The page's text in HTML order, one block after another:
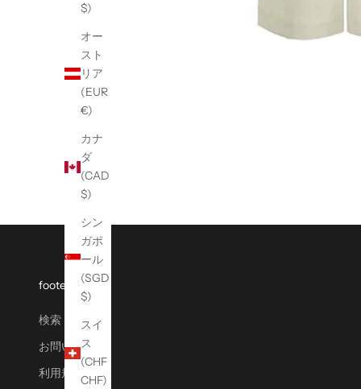
$)
オー
スト
リア
(EUR
€)
カナ
ダ
(CAD
$)
シン
ガポ
ール
(SGD
$)
スイ
ス
(CHF
CHF)
footer menu
検索
お問い合わせ
利用規約